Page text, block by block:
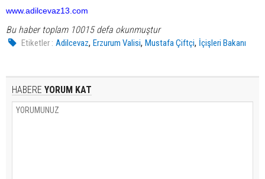
www.adilcevaz13.com
Bu haber toplam 10015 defa okunmuştur
Etiketler : Adilcevaz,Erzurum Valisi,Mustafa Çiftçi, İçişleri Bakanı
HABERE YORUM KAT